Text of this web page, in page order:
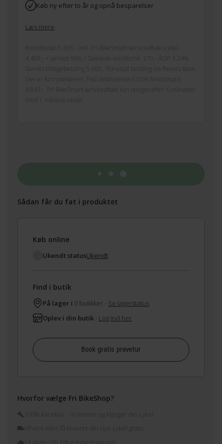
Køb ny efter to år og opnå besparelser
Læs mere
Kreditbeløb 5.395,- inkl. Fri BikeSmart-serviceaftale (cykel
4.409,- + service 986,-) Samlede kreditomk. 270,- ÅOP 3.24%
Samlet tilbagebetaling 5.665,- Forudsat betaling via Resurs Bank.
Der er fortrydelsesret. Fast debitorente 0,00% Mindstepris
4.843,-. Fri BikeSmart-serviceaftale kan opsiges efter 6 måneder
med 1 måneds varsel.
Sådan får du fat i produktet
Køb online
Ukendt statusUkendt
Find i butik
På lager i 0 butikker - Se lagerstatus
Oplev i din butik - Log ind her
Book gratis prøvetur
Hvorfor vælge Fri BikeShop?
100% køreklar - Vi samler og klargør din cykel
14 dages Fri Tilfredshedsgaranti